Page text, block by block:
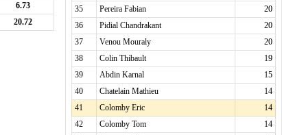
6.73
20.72
35
Pereira Fabian
20
36
Pidial Chandrakant
20
37
Venou Mouraly
20
38
Colin Thibault
19
39
Abdin Karnal
15
40
Chatelain Mathieu
14
41
Colomby Eric
14
42
Colomby Tom
14